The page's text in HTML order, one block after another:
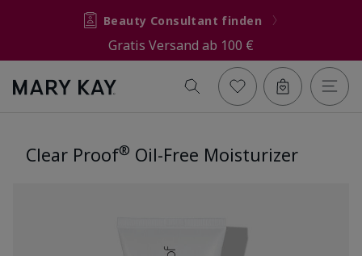
Beauty Consultant finden
Gratis Versand ab 100 €
Clear Proof® Oil-Free Moisturizer